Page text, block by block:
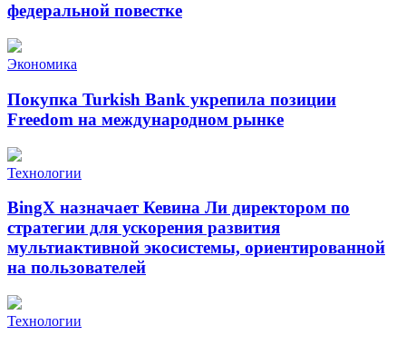
федеральной повестке
Экономика
Покупка Turkish Bank укрепила позиции
Freedom на международном рынке
Технологии
BingX назначает Кевина Ли директором по
стратегии для ускорения развития
мультиактивной экосистемы, ориентированной
на пользователей
Технологии